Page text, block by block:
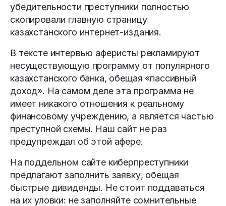
убедительности преступники полностью
скопировали главную страницу
казахстанского интернет-издания.
В тексте интервью аферисты рекламируют
несуществующую программу от популярного
казахстанского банка, обещая «пассивный
доход». На самом деле эта программа не
имеет никакого отношения к реальному
финансовому учреждению, а является частью
преступной схемы. Наш сайт не раз
предупреждал об этой афере.
На поддельном сайте киберпреступники
предлагают заполнить заявку, обещая
быстрые дивиденды. Не стоит поддаваться
на их уловки: не заполняйте сомнительные